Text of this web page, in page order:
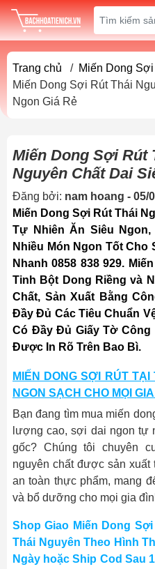
Trang chủ / Miến Dong
Miến Dong Sợi Rút Thái
Ngon Giá Rẻ
Miến Dong Sợi Rút
Nguyên Chất Dai
Đăng bởi: nam hoang - 05/
Miến Dong Sợi Rút Thái
Tự Nhiên Ăn Siêu
Nhiều Món Ngon Tốt Cho
Nhanh 0858 838 929.
Tinh Bột Dong Riềng và
Chất, Sản Xuất Bằng
Đầy Đủ Các Tiêu Chuẩn
Có Đầy Đủ Giấy Tờ
Được In Rõ Trên Bao Bì.
MIẾN DONG SỢI RÚT
NGON SẠCH CHO MỌI
Bạn đang tìm mua miến
lượng cao, sợi dai ngon tự
gốc? Chúng tôi chuyên
nguyên chất được sản xuất
an toàn thực phẩm, mang
và bổ dưỡng cho mọi gia
Shop Giao Miến Dong
Thái Nguyên Theo Hình
Ngày hoặc Ship Cod Sau